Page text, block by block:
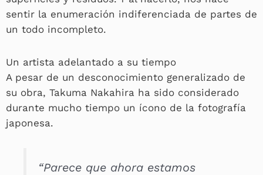
sentir la enumeración indiferenciada de partes de
un todo incompleto.
Un artista adelantado a su tiempo
A pesar de un desconocimiento generalizado de
su obra, Takuma Nakahira ha sido considerado
durante mucho tiempo un ícono de la fotografía
japonesa.
“Parece que ahora estamos